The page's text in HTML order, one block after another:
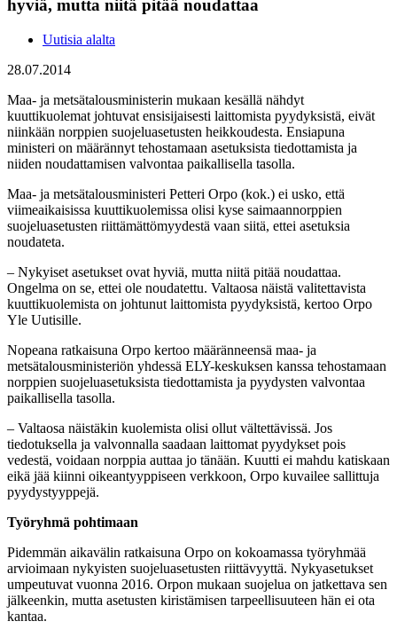
hyviä, mutta niitä pitää noudattaa
Uutisia alalta
28.07.2014
Maa- ja metsätalousministerin mukaan kesällä nähdyt
kuuttikuolemat johtuvat ensisijaisesti laittomista pyydyksistä, eivät
niinkään norppien suojeluasetusten heikkoudesta. Ensiapuna
ministeri on määrännyt tehostamaan asetuksista tiedottamista ja
niiden noudattamisen valvontaa paikallisella tasolla.
Maa- ja metsätalousministeri Petteri Orpo (kok.) ei usko, että
viimeaikaisissa kuuttikuolemissa olisi kyse saimaannorppien
suojeluasetusten riittämättömyydestä vaan siitä, ettei asetuksia
noudateta.
– Nykyiset asetukset ovat hyviä, mutta niitä pitää noudattaa.
Ongelma on se, ettei ole noudatettu. Valtaosa näistä valitettavista
kuuttikuolemista on johtunut laittomista pyydyksistä, kertoo Orpo
Yle Uutisille.
Nopeana ratkaisuna Orpo kertoo määränneensä maa- ja
metsätalousministeriön yhdessä ELY-keskuksen kanssa tehostamaan
norppien suojeluasetuksista tiedottamista ja pyydysten valvontaa
paikallisella tasolla.
– Valtaosa näistäkin kuolemista olisi ollut vältettävissä. Jos
tiedotuksella ja valvonnalla saadaan laittomat pyydykset pois
vedestä, voidaan norppia auttaa jo tänään. Kuutti ei mahdu katiskaan
eikä jää kiinni oikeantyyppiseen verkkoon, Orpo kuvailee sallittuja
pyydystyyppejä.
Työryhmä pohtimaan
Pidemmän aikavälin ratkaisuna Orpo on kokoamassa työryhmää
arvioimaan nykyisten suojeluasetusten riittävyyttä. Nykyasetukset
umpeutuvat vuonna 2016. Orpon mukaan suojelua on jatkettava sen
jälkeenkin, mutta asetusten kiristämisen tarpeellisuuteen hän ei ota
kantaa.